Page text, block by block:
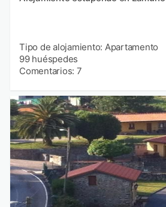
Tipo de alojamiento: Apartamento
99 huéspedes
Comentarios: 7